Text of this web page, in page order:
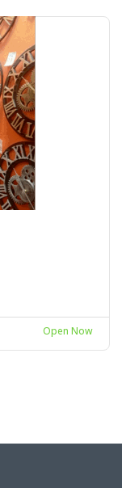
Open Now